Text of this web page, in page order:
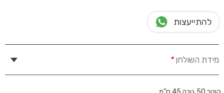
להתייעצות
מידת השולחן*